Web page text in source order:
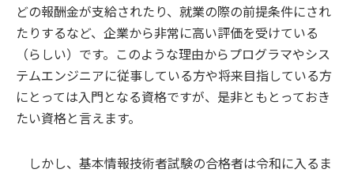
どの報酬金が支給されたり、就業の際の前提条件にされ
たりするなど、企業から非常に高い評価を受けている
（らしい）です。このような理由からプログラマやシス
テムエンジニアに従事している方や将来目指している方
にとっては入門となる資格ですが、是非ともとっておき
たい資格と言えます。
しかし、基本情報技術者試験の合格者は令和に入るま